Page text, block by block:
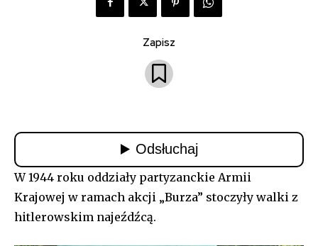
Zapisz
W 1944 roku oddziały partyzanckie Armii
Krajowej w ramach akcji „Burza” stoczyły walki z
hitlerowskim najeźdźcą.